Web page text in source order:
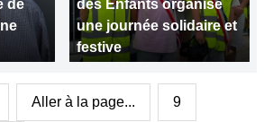
de
des Enfants organise
une journée solidaire et
festive
Aller à la page... 9